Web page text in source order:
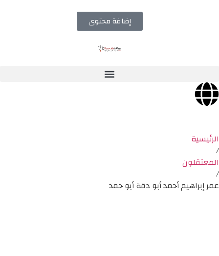
إضافة محتوى
الرئيسية
/
المعتقلون
/
عمر إبراهيم أحمد أبو دقة أبو حمد